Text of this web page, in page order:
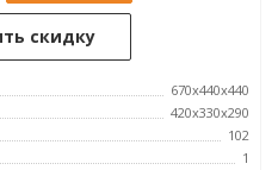
скидку
670x440x440
420х330х290
102
1